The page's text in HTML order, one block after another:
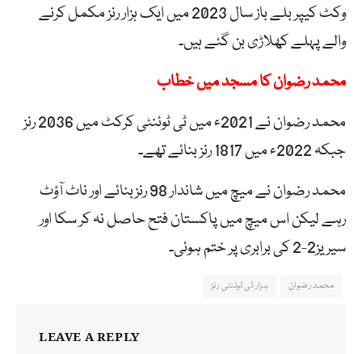
وکٹ کیپر بلے باز سال 2023 میں ایک ہزار رنز مکمل کرنے
والے پہلے کھلاڑی بن گئے ہیں۔
محمد رضوان کا مسجد میں خطاب
محمد رضوان نے 2021ء میں ٹی ٹوئنٹی کرکٹ میں 2036 رنز
جبکہ 2022ء میں 1817 رنز بنائے تھے۔
محمد رضوان نے میچ میں شاندار 98 رنزبنائے اور ناٹ آؤٹ
رہے لیکن اس میچ میں پاکستان فتح حاصل نہ کر سکا اور
سیریز2-2 کی برابری پر ختم ہوئی۔
محمد رضوان ہزار ٹی ٹوئنٹی رنز
LEAVE A REPLY